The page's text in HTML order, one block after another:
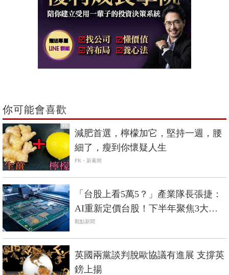
你可能會喜歡
PR
減肥首選，檸檬加它，堅持一週，腰
細了，瘦到你懷疑人生
PR・新素簡
「台股上看5萬5？」產業隊長張捷：
AI重新定價台股！下半年聚焦3大關
鍵零組件
觀點新聞
英國兩黨談判脫歐協議有進展 支撐英
鎊上揚